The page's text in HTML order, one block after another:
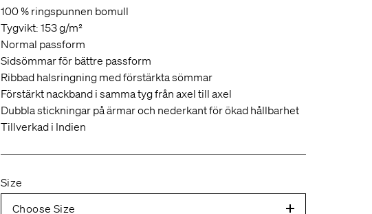
100 % ringspunnen bomull
Tygvikt: 153 g/m²
Normal passform
Sidsömmar för bättre passform
Ribbad halsringning med förstärkta sömmar
Förstärkt nackband i samma tyg från axel till axel
Dubbla stickningar på ärmar och nederkant för ökad hållbarhet
Tillverkad i Indien
Size
Choose Size